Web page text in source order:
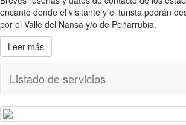
encanto donde el visitante y el turista podrán
por el Valle del Nansa y/o de Peñarrubia.
Leer más
Listado de servicios